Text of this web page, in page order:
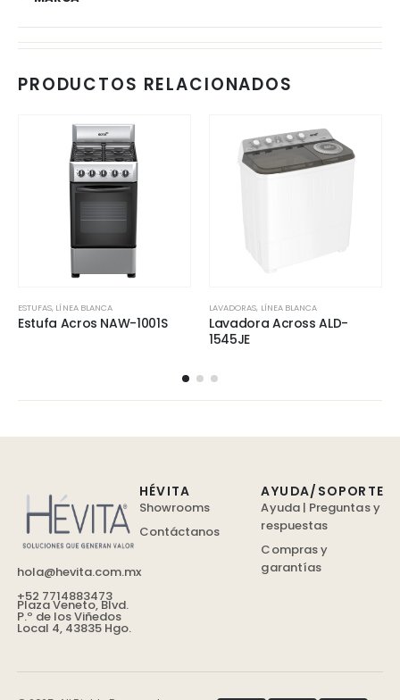
PRODUCTOS RELACIONADOS
ESTUFAS, LÍNEA BLANCA
Estufa Acros NAW-1001S
LAVADORAS, LÍNEA BLANCA
Lavadora Across ALD-
1545JE
hola@hevita.com.mx
+52 7714883473
Plaza Veneto, Blvd.
P.º de los Viñedos
Local 4, 43835 Hgo.
HÉVITA
Showrooms
Contáctanos
AYUDA/SOPORTE
Ayuda | Preguntas y
respuestas
Compras y
garantías